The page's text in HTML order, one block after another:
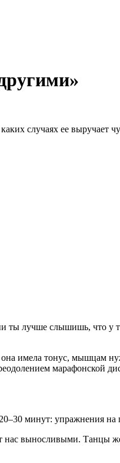
случаях ее выручает
ты лучше слышишь, что у
имела тонус, мышцам
марафонской
минут: упражнения на
нас выносливыми. Танцы